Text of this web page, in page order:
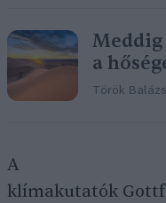
a
Török Balázs
A
klímakutatók